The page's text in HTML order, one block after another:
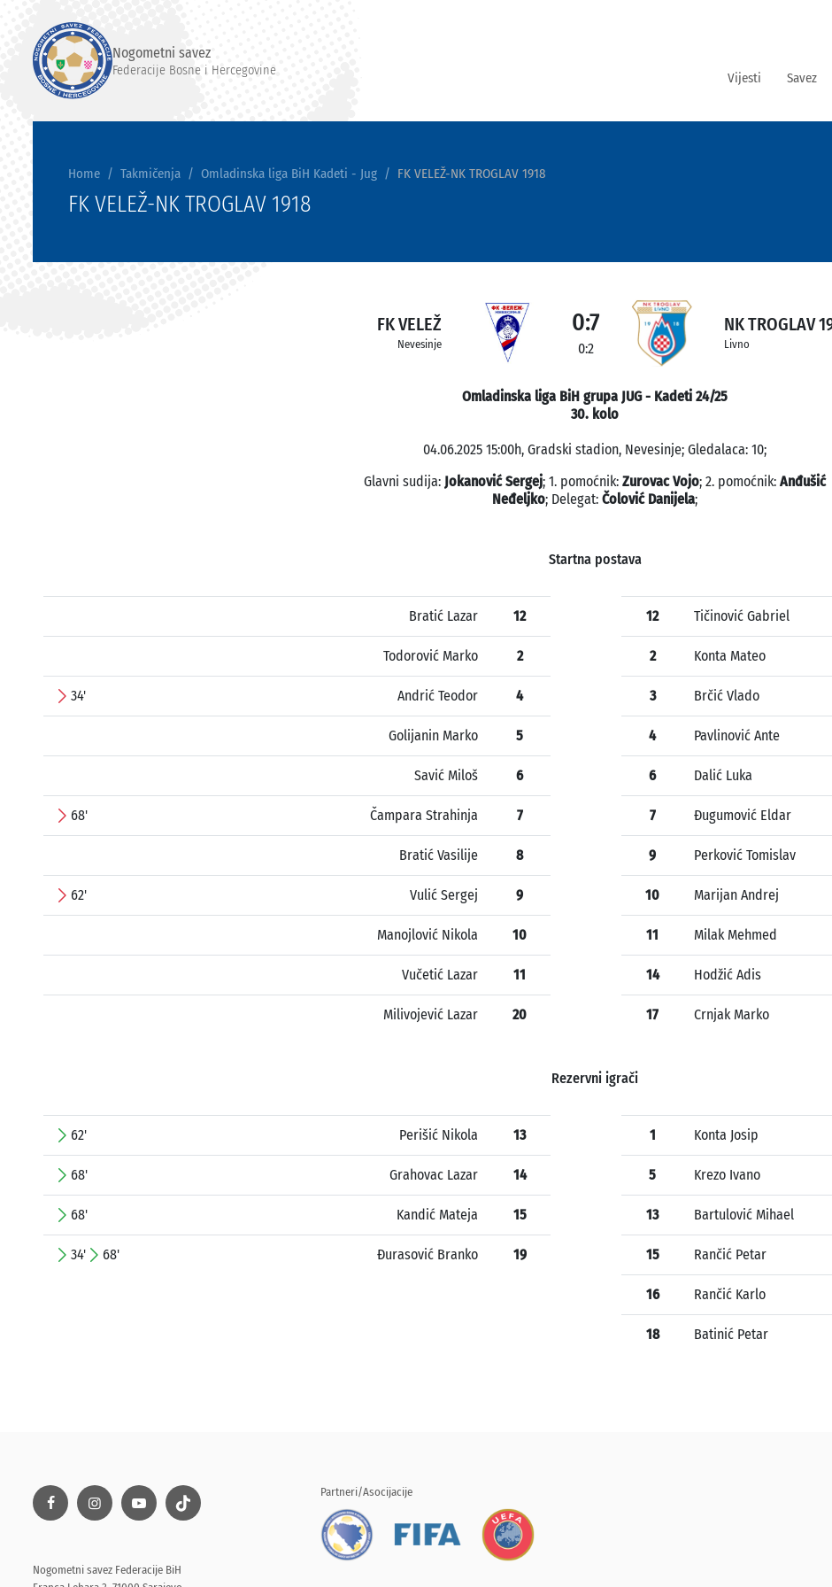
Nogometni savez
Federacije Bosne i Hercegovine Vijesti Savez
Home Takmičenja Omladinska liga BiH Kadeti - Jug FK VELEŽ-NK TROGLAV 1918
FK VELEŽ-NK TROGLAV 1918
FK VELEŽ
Nevesinje
0:7
0:2
NK TROGLAV
Livno
Omladinska liga BiH grupa JUG - Kadeti 24/25
30. kolo
04.06.2025 15:00h, Gradski stadion, Nevesinje; Gledalaca: 10;
Glavni sudija: Jokanović Sergej; 1. pomoćnik: Zurovac Vojo; 2. pomoćnik: Anđušić
Neđeljko; Delegat: Čolović Danijela;
Startna postava
Bratić Lazar 12
Todorović Marko 2
34' Andrić Teodor 4
Golijanin Marko 5
Savić Miloš 6
68' Čampara Strahinja 7
Bratić Vasilije 8
62' Vulić Sergej 9
Manojlović Nikola 10
Vučetić Lazar 11
Milivojević Lazar 20
12 Tičinović Gabriel
2 Konta Mateo
3 Brčić Vlado
4 Pavlinović Ante
6 Dalić Luka
7 Đugumović Eldar
9 Perković Tomislav
10 Marijan Andrej
11 Milak Mehmed
14 Hodžić Adis
17 Crnjak Marko
Rezervni igrači
62' Perišić Nikola 13
68' Grahovac Lazar 14
68' Kandić Mateja 15
34' 68' Đurasović Branko 19
1 Konta Josip
5 Krezo Ivano
13 Bartulović Mihael
15 Rančić Petar
16 Rančić Karlo
18 Batinić Petar
Nogometni savez Federacije BiH
Partneri/Asocijacije